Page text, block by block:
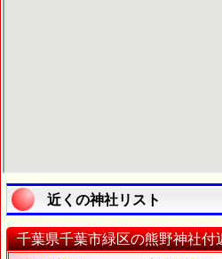
近くの神社リスト
千葉県千葉市緑区の熊野神社付